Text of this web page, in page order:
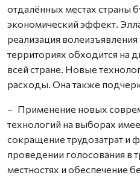
отдалённых местах страны
экономический эффект.
реализация
территориях обходится на
всей стране. Новые
расходы. Она также
– Применение новых
технологий на выборах
сокращение трудозатрат и
проведении голосования в
местностях и обеспечение